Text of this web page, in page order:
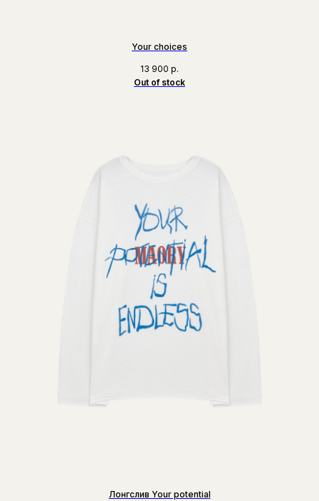
Your choices
13 900 р.
Out of stock
Лонгслив Your potential